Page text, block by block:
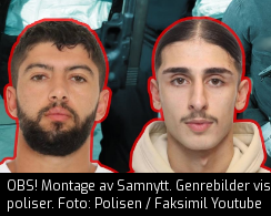
OBS! Montage av Samnytt. Genrebilder
poliser. Foto: Polisen / Faksimil Youtube